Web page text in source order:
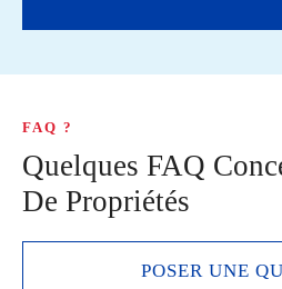
FAQ ?
Quelques FAQ
De Propriétés
POSER UNE